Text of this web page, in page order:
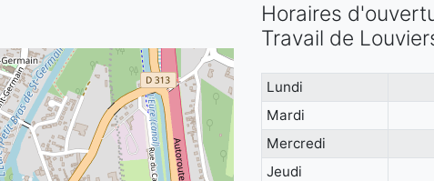
Horaires
Travail de
Lundi
Mardi
Mercredi
Jeudi